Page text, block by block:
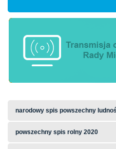
narodowy spis powszechny
powszechny spis rolny 2020